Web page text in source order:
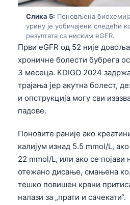
Слика 5: Поновљена
урину је уобичајени следећи
резултата са ниским eGFR.
Први eGFR од 52 није
хроничне болести бубрега
3 месеца. KDIGO 2024
трајања јер акутна болест,
и опструкција могу сви
падове.
Поновите раније ако
калијум изнад 5.5 mmol/L,
22 mmol/L, или ако се појави
отежано дисање, смањена
тешко повишен крвни
налази за „прати и сачекати“.
Suomi
Hrvatski
Slovenčina
سنڌي
অসমীয়া
Galego
Latviešu valoda
Македонски јазик
Euskara